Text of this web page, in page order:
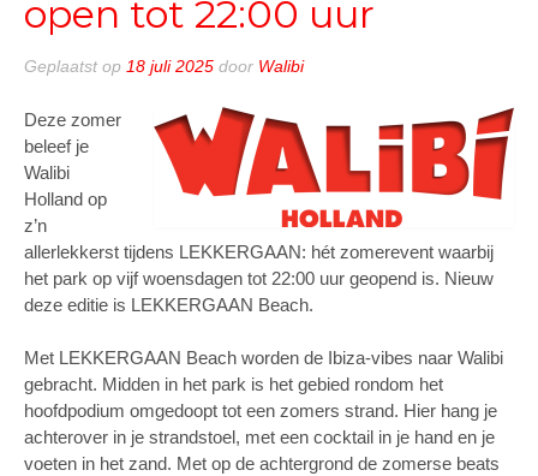
open tot 22:00 uur
Geplaatst op 18 juli 2025 door Walibi
Deze zomer
beleef je
Walibi
Holland op
z’n
allerlekkerst tijdens LEKKERGAAN: hét zomerevent waarbij
het park op vijf woensdagen tot 22:00 uur geopend is. Nieuw
deze editie is LEKKERGAAN Beach.
Met LEKKERGAAN Beach worden de Ibiza-vibes naar Walibi
gebracht. Midden in het park is het gebied rondom het
hoofdpodium omgedoopt tot een zomers strand. Hier hang je
achterover in je strandstoel, met een cocktail in je hand en je
voeten in het zand. Met op de achtergrond de zomerse beats